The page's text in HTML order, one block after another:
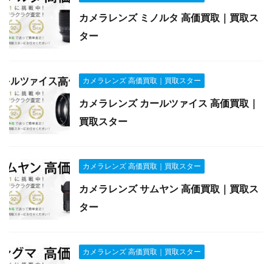
カメラレンズ ミノルタ 高価買取｜買取ス
ター
カメラレンズ 高価買取｜買取スター
カメラレンズ カールツァイス 高価買取｜
買取スター
カメラレンズ 高価買取｜買取スター
カメラレンズ サムヤン 高価買取｜買取ス
ター
カメラレンズ 高価買取｜買取スター